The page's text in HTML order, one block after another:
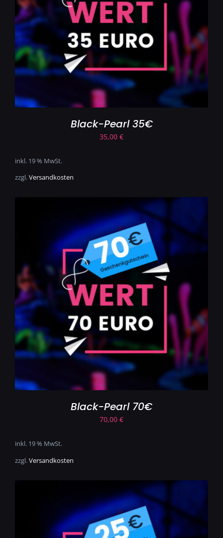
Black-Pearl 35€
35,00 €
inkl. 19 % MwSt.
zzgl.Versandkosten
Black-Pearl 70€
70,00 €
inkl. 19 % MwSt.
zzgl.Versandkosten